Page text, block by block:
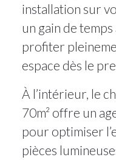
installation sur
un gain de
profiter
espace dès le
À l’intérieur, le
70m² offre un
pour optimiser
pièces